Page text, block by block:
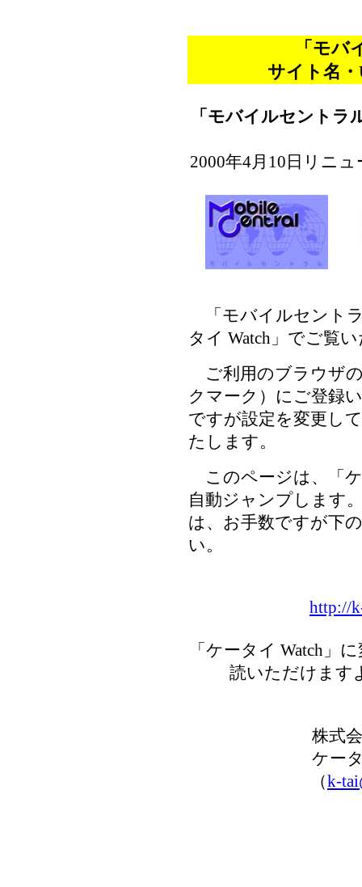
「モバ
サイト名
「モバイルセントラ
2000年4月10日リニ
「モバイルセント
タイ Watch」でご覧
ご利用のブラウザ
クマーク）にご登録
ですが設定を変更し
たします。
このページは、「ケ
自動ジャンプします
は、お手数ですが下
い。
http://
「ケータイ Watch」
読いただけます
株式
ケー
（k-